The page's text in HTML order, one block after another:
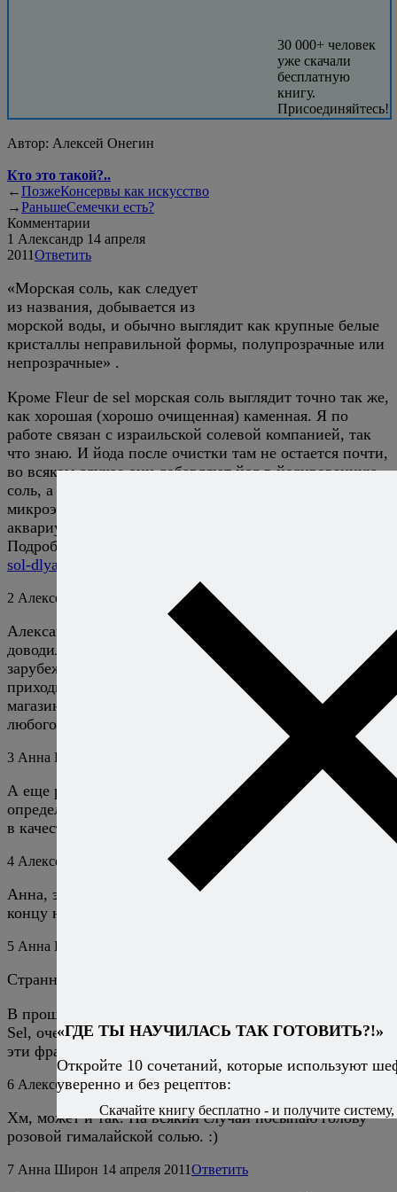
30 000+ человек
уже скачали
бесплатную
книгу.
Присоединяйтесь!
Автор: Алексей Онегин
Кто это такой?..
←ПозжеКонсервы как искусство
→РаньшеСемечки есть?
Комментарии
1 Александр 14 апреля
2011Ответить
«Морская соль, как следует
из названия, добывается из
морской воды, и обычно выглядит как крупные белые
кристаллы неправильной формы, полупрозрачные или
непрозрачные» .
Кроме Fleur de sel морская соль выглядит точно так же,
как хорошая (хорошо очищенная) каменная. Я по
работе связан с израильской солевой компанией, так
что знаю. И йода после очистки там не остается почти,
во всяком случае они добавляют йод в йодированную
соль, а мы добавляем не только йод, а еще и другие
микроэлементы, когда выпускаем морскую соль для
аквариумов на основе их хлористого натрия.
Подробности:
sol-dlya-morya.htm
2 Алексей Онегин 14 апреля 2011Ответить
Александр, я говорю о той морской соли, которую мне
доводилось покупать в России, а также в некоторых
зарубежных странах (в Израиле бывать не
приходилось). Будете в России — зайдите в любой
магазин, возьмите с полки пачку поваренной соли
любого помола и очистки и сравните ее с морской.
3 Анна Широн
А еще розовая гималайская соль бывает. Тоже имеет
определенный вкусовой оттенок и неплохо смотрится
в качестве украшения. :)
4 Алексей Онегин 14 апреля 2011 Ответить
Анна, это вулканическая соль и есть, я о ней ближе к
концу написал.
5 Анна Широн
Странно, у нас ее по разному позиционируют :)
В прошлом июле побывала на производстве Fleur De
Sel, очень интересно посмотреть. Затейники все таки
эти французы)
6 Алексей Онегин 14 апреля 2011Ответить
Хм, может и так. На всякий случай посыпаю голову
розовой гималайской солью. :)
7 Анна Широн 14 апреля 2011Ответить
«ГДЕ ТЫ НАУЧИЛАСЬ ТАК ГОТОВИТЬ?!»
Откройте 10 сочетаний, которые используют
уверенно и без рецептов:
Скачайте книгу бесплатно - и получите систему,